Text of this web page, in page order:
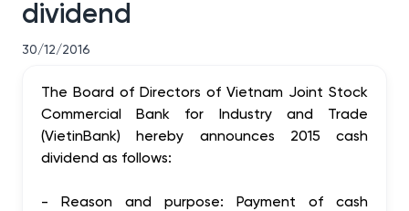
dividend
30/12/2016
The Board of Directors of Vietnam Joint Stock
Commercial Bank for Industry and Trade
(VietinBank) hereby announces 2015 cash
dividendas follows:
- Reason and purpose: Payment of cash